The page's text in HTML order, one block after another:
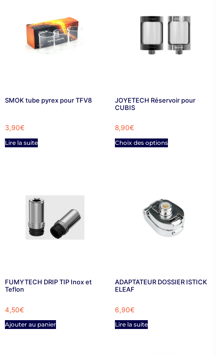
SMOK tube pyrex pour TFV8
3,90€
Lire la suite
JOYETECH Réservoir pour
CUBIS
8,90€
Choix des options
FUMYTECH DRIP TIP Inox et
Teflon
4,50€
Ajouter au panier
ADAPTATEUR DOSSIER ISTICK
ELEAF
6,90€
Lire la suite